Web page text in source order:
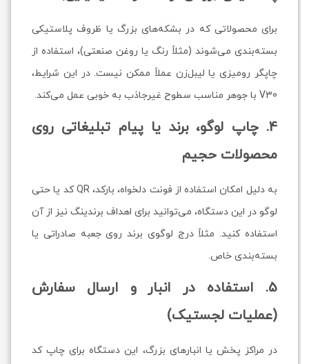
برای محصولاتی که در بشکه‌های بزرگ یا ظروف پلاستیکی
بسته‌بندی می‌شوند (مثلاً رنگ یا روغن صنعتی)، استفاده از
چاپگر رومیزی یا لیبل‌زن عملاً ممکن نیست. در این شرایط،
V30 با جوهر مناسب سطوح غیرجاذب به خوبی عمل می‌کند.
4. چاپ لوگو، برند یا پیام تبلیغاتی روی
محصولات حجیم
به دلیل امکان استفاده از فونت دلخواه، بارکد، QR کد یا حتی
لوگو در این دستگاه، می‌توانید برای اهداف برندینگ نیز از آن
استفاده کنید. مثلاً درج لوگوی برند روی جعبه صادراتی یا
بسته‌بندی خاص.
5. استفاده در انبار و ارسال سفارش
(عملیات لجستیک)
در مراکز پخش یا انبارهای بزرگ، این دستگاه برای چاپ کد